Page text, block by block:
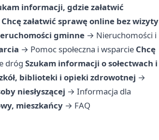
informacji, gdzie załatwić
Chcę załatwić sprawę online bez wizyty
gminne → Nieruchomości i
→ Pomoc społeczna i wsparcie Chcę
dróg Szukam informacji o sołectwach i
biblioteki i opieki zdrowotnej →
niesłyszącej → Informacja dla
mieszkańcy → FAQ